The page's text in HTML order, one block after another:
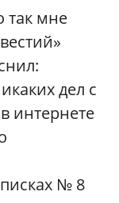
так мне
дел с
интернете
№ 8